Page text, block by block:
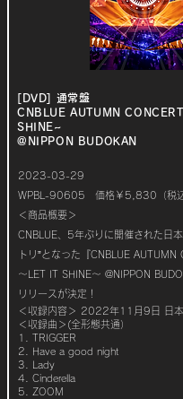
[DVD] 通常盤
CNBLUE AUTUMN
SHINE~
@NIPPON BUDOKAN
2023-03-29
WPBL-90605 価格￥5,830（税込
＜商品概要＞
CNBLUE、5年ぶりに開催された日
トリ”となった『CNBLUE
～LET IT SHINE～ @NIPPON
リリースが決定！
＜収録内容＞ 2022年11月9日 日
＜収録曲＞(全形態共通）
1. TRIGGER
2. Have a good night
3. Lady
4. Cinderella
5. ZOOM